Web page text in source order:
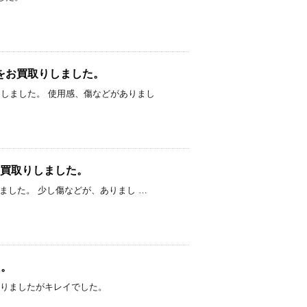
買取りしました。
ました。 使用感、傷などがありまし
取りしました。
した。 少し傷などが、ありまし …
ましたがキレイでした。